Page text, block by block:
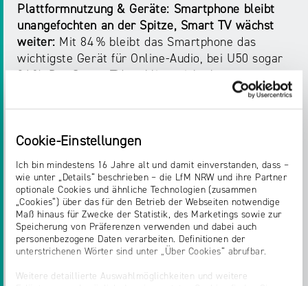
Cookie-Einstellungen
Ich bin mindestens 16 Jahre alt und damit einverstanden, dass –
wie unter „Details“ beschrieben – die LfM NRW und ihre Partner
optionale Cookies und ähnliche Technologien (zusammen
„Cookies“) über das für den Betrieb der Webseiten notwendige
Maß hinaus für Zwecke der Statistik, des Marketings sowie zur
Speicherung von Präferenzen verwenden und dabei auch
personenbezogene Daten verarbeiten. Definitionen der
unterstrichenen Wörter sind unter „Über Cookies“ abrufbar.
Weitere detaillierte Auswahlmöglichkeiten und weitere
Plattformnutzung & Geräte: Smartphone bleibt
unangefochten an der Spitze, Smart TV wächst
weiter: Mit 84 % bleibt das Smartphone das
wichtigste Gerät für Online-Audio, bei U50 sogar
94 %. Der Smart TV etabliert sich als
zweitwichtigstes Gerät – mit deutlichem Zuwachs
Spotify bei U30 unangefochten vorn, YouTube
gewinnt bei Podcasts und Hörbüchern weiter an
Bedeutung.
Marco Maier, Vorsitzender des Fachbereichs
Radio und Audiodienste im VAUNET und CEO der
FFH MEDIENGRUPPE: „Online-Audio ist
relevanter denn je – noch nie haben so viele
Menschen Webradio, Podcasts, Hörbücher oder